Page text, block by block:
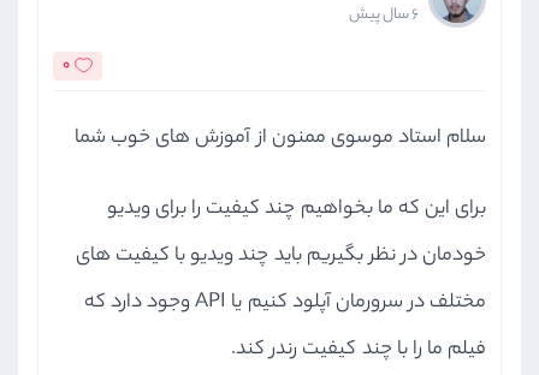
6 سال پیش
0
سلام استاد موسوی ممنون از آموزش های خوب شما
برای این که ما بخواهیم چند کیفیت را برای ویدیو
خودمان در نظر بگیریم باید چند ویدیو با کیفیت های
مختلف در سرورمان آپلود کنیم یا API وجود دارد که
فیلم ما را با چند کیفیت رندر کند.